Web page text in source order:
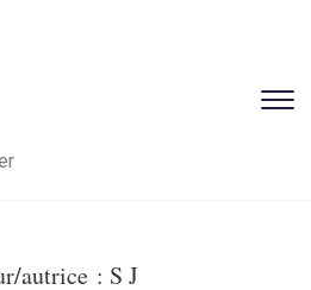
autrice : S J